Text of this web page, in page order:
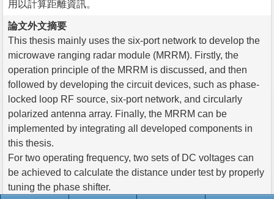
用以計算距離資訊。
論文外文摘要
This thesis mainly uses the six-port network to develop the
microwave ranging radar module (MRRM). Firstly, the
operation principle of the MRRM is discussed, and then
followed by developing the circuit devices, such as phase-
locked loop RF source, six-port network, and circularly
polarized antenna array. Finally, the MRRM can be
implemented by integrating all developed components in
this thesis.
For two operating frequency, two sets of DC voltages can
be achieved to calculate the distance under test by properly
tuning the phase shifter.